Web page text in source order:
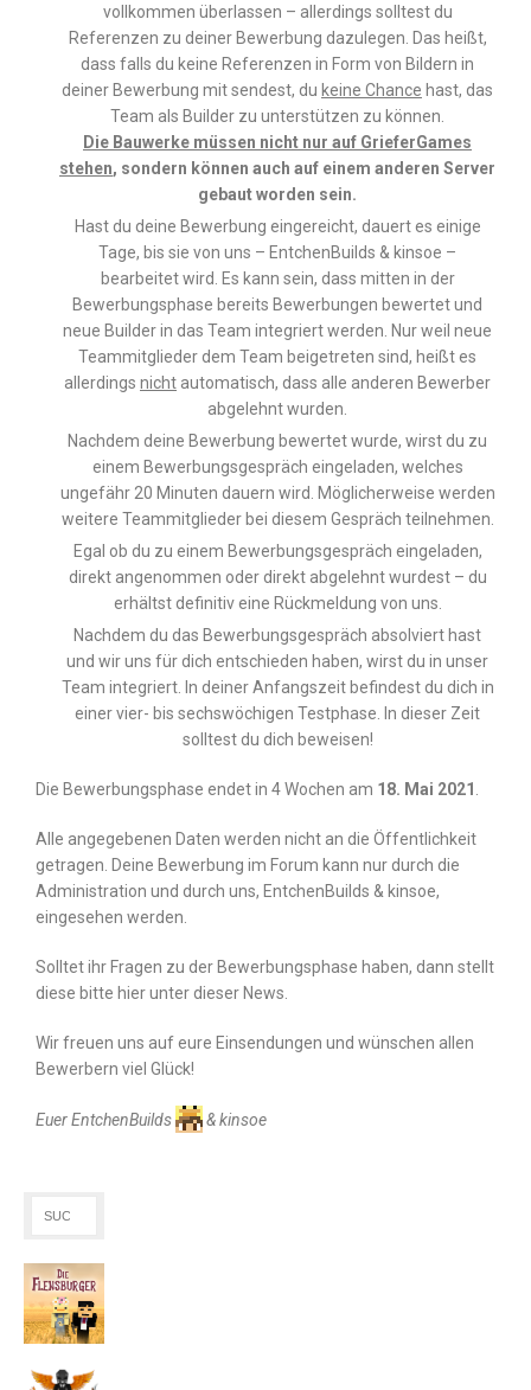
vollkommen überlassen – allerdings solltest du
Referenzen zu deiner Bewerbung dazulegen. Das heißt,
dass falls du keine Referenzen in Form von Bildern in
deiner Bewerbung mit sendest, du keine Chance hast, das
Team als Builder zu unterstützen zu können.
Die Bauwerke müssen nicht nur auf GrieferGames
stehen, sondern können auch auf einem anderen Server
gebaut worden sein.
Hast du deine Bewerbung eingereicht, dauert es einige
Tage, bis sie von uns – EntchenBuilds & kinsoe –
bearbeitet wird. Es kann sein, dass mitten in der
Bewerbungsphase bereits Bewerbungen bewertet und
neue Builder in das Team integriert werden. Nur weil neue
Teammitglieder dem Team beigetreten sind, heißt es
allerdings nicht automatisch, dass alle anderen Bewerber
abgelehnt wurden.
Nachdem deine Bewerbung bewertet wurde, wirst du zu
einem Bewerbungsgespräch eingeladen, welches
ungefähr 20 Minuten dauern wird. Möglicherweise werden
weitere Teammitglieder bei diesem Gespräch teilnehmen.
Egal ob du zu einem Bewerbungsgespräch eingeladen,
direkt angenommen oder direkt abgelehnt wurdest – du
erhältst definitiv eine Rückmeldung von uns.
Nachdem du das Bewerbungsgespräch absolviert hast
und wir uns für dich entschieden haben, wirst du in unser
Team integriert. In deiner Anfangszeit befindest du dich in
einer vier- bis sechswöchigen Testphase. In dieser Zeit
solltest du dich beweisen!
Die Bewerbungsphase endet in 4 Wochen am 18. Mai 2021
Alle angegebenen Daten werden nicht an die Öffentlichkeit
getragen. Deine Bewerbung im Forum kann nur durch die
Administration und durch uns, EntchenBuilds & kinsoe,
eingesehen werden.
Solltet ihr Fragen zu der Bewerbungsphase haben, dann stellt
diese bitte hier unter dieser News.
Wir freuen uns auf eure Einsendungen und wünschen allen
Bewerbern viel Glück!
Euer EntchenBuilds & kinsoe